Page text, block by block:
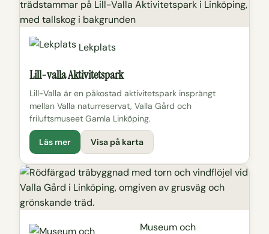
Lekplats
Lill-valla Aktivitetspark
Lill-Valla är en påkostad aktivitetspark insprängt
mellan Valla naturreservat, Valla Gård och
friluftsmuseet Gamla Linköping.
Läs mer Visa på karta
Museum och